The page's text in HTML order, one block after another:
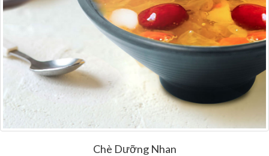
Chè Dưỡng Nhan